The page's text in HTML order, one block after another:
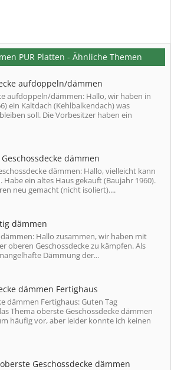
PUR Platten - Ähnliche Themen
aufdoppeln/dämmen
aufdoppeln/dämmen: Hallo, wir haben in
ein Kaltdach (Kehlbalkendach) was
soll. Die Vorbesitzer haben ein
dämmen
dämmen: Hallo, vielleicht kann
ein altes Haus gekauft (Baujahr 1960).
neu gemacht (nicht isoliert)....
dämmen
Hallo zusammen, wir haben mit
oberen Geschossdecke zu kämpfen. Als
Dämmung der...
dämmen Fertighaus
dämmen Fertighaus: Guten Tag
Thema oberste Geschossdecke dämmen
häufig vor, aber leider konnte ich keinen
Geschossdecke dämmen